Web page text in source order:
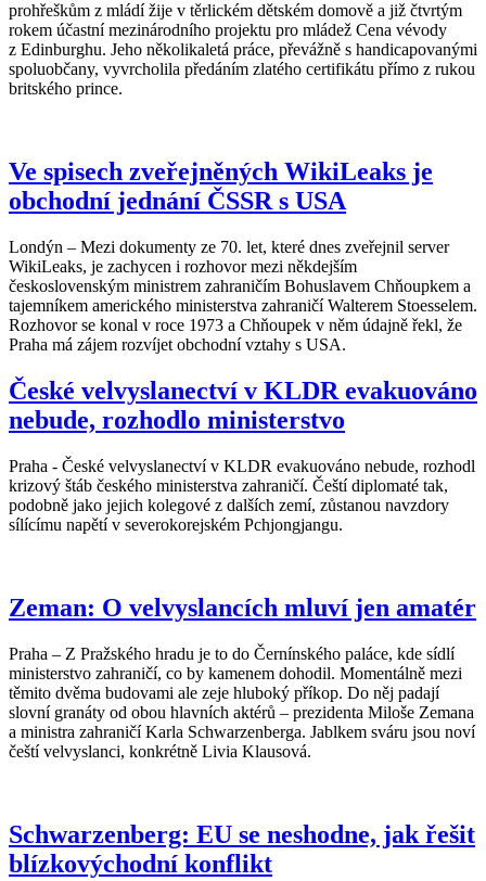
prohřeškům z mládí žije v těrlickém dětském domově a již čtvrtým
rokem účastní mezinárodního projektu pro mládež Cena vévody
z Edinburghu. Jeho několikaletá práce, převážně s handicapovanými
spoluobčany, vyvrcholila předáním zlatého certifikátu přímo z rukou
britského prince.
Ve spisech zveřejněných WikiLeaks je
obchodní jednání ČSSR s USA
Londýn – Mezi dokumenty ze 70. let, které dnes zveřejnil server
WikiLeaks, je zachycen i rozhovor mezi někdejším
československým ministrem zahraničím Bohuslavem Chňoupkem a
tajemníkem amerického ministerstva zahraničí Walterem Stoesselem.
Rozhovor se konal v roce 1973 a Chňoupek v něm údajně řekl, že
Praha má zájem rozvíjet obchodní vztahy s USA.
České velvyslanectví v KLDR evakuováno
nebude, rozhodlo ministerstvo
Praha - České velvyslanectví v KLDR evakuováno nebude, rozhodl
krizový štáb českého ministerstva zahraničí. Čeští diplomaté tak,
podobně jako jejich kolegové z dalších zemí, zůstanou navzdory
sílícímu napětí v severokorejském Pchjongjangu.
Zeman: O velvyslancích mluví jen amatér
Praha – Z Pražského hradu je to do Černínského paláce, kde sídlí
ministerstvo zahraničí, co by kamenem dohodil. Momentálně mezi
těmito dvěma budovami ale zeje hluboký příkop. Do něj padají
slovní granáty od obou hlavních aktérů – prezidenta Miloše Zemana
a ministra zahraničí Karla Schwarzenberga. Jablkem sváru jsou noví
čeští velvyslanci, konkrétně Livia Klausová.
Schwarzenberg: EU se neshodne, jak řešit
blízkovýchodní konflikt